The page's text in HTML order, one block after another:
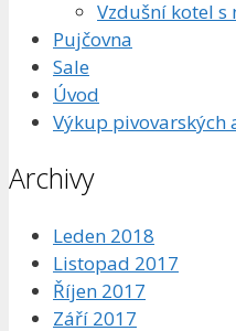
Vzdušní kotel
Pujčovna
Sale
Úvod
Výkup pivovarských
Archivy
Leden 2018
Listopad 2017
Říjen 2017
Září 2017